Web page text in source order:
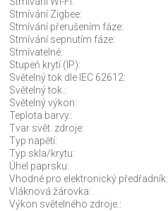
Stmívání Zigbee:
Stmívání přerušením fáze:
Stmívání sepnutím fáze:
Stmívatelné:
Stupeň krytí (IP):
Světelný tok dle IEC 62612:
Světelný tok.:
Světelný výkon:
Teplota barvy.:
Tvar svět. zdroje:
Typ napětí:
Typ skla/krytu:
Úhel paprsku:
Vhodné pro elektronický předřadník:
Vláknová žárovka:
Výkon světelného zdroje.: